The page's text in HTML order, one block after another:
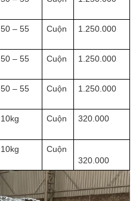
50 – 55 Cuộn 1.250.000
50 – 55 Cuộn 1.250.000
50 – 55 Cuộn 1.250.000
10kg Cuộn 320.000
10kg
Cuộn
320.000